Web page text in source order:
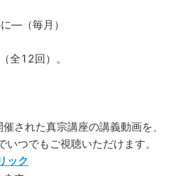
―（毎月）
全12回）。
れた真宗講座の講義動画を、
つでもご視聴いただけます。
ック